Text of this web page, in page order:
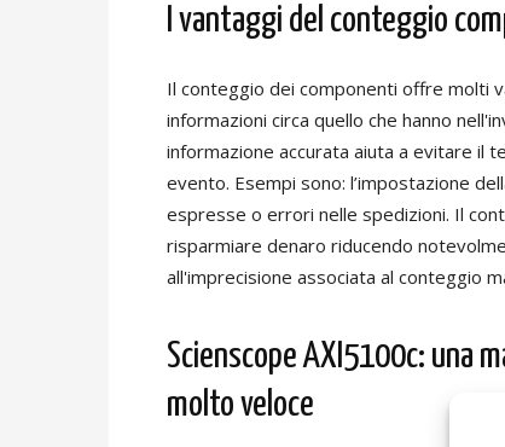
I vantaggi del conteggio
Il conteggio dei componenti offre molti
informazioni circa quello che hanno
informazione accurata aiuta a evitare il
evento. Esempi sono: l’impostazione
espresse o errori nelle spedizioni. Il
risparmiare denaro riducendo
all'imprecisione associata al conteggio
Scienscope AXI5100c: una
molto veloce